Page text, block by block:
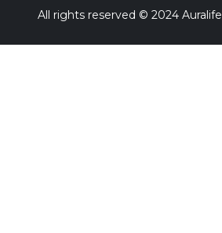
All rights reserved © 2024 Auralife